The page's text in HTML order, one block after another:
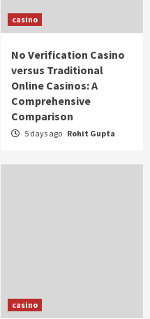
casino
No Verification Casino
versus Traditional
Online Casinos: A
Comprehensive
Comparison
5 days ago Rohit Gupta
casino